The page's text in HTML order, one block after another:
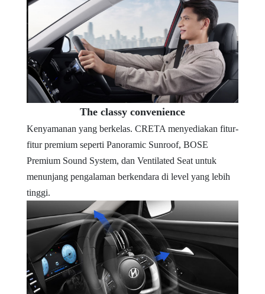
The classy convenience
Kenyamanan yang berkelas. CRETA menyediakan fitur-
fitur premium seperti Panoramic Sunroof, BOSE
Premium Sound System, dan Ventilated Seat untuk
menunjang pengalaman berkendara di level yang lebih
tinggi.